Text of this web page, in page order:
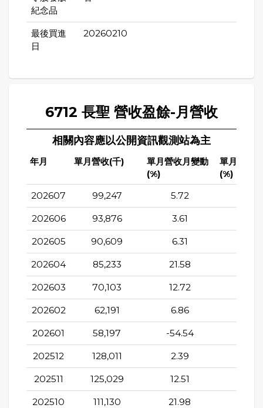
紀念品
最後買進
日
20260210
6712 長聖 營收盈餘-月營收
相關內容應以公開資訊觀測站為主
年月 單月營收(千)
單月營收月變動
(%)
單月營收
(%)
202607 99,247 5.72
202606 93,876 3.61
202605 90,609 6.31
202604 85,233 21.58
202603 70,103 12.72
202602 62,191 6.86
202601 58,197 -54.54
202512 128,011 2.39
202511 125,029 12.51
202510 111,130 21.98